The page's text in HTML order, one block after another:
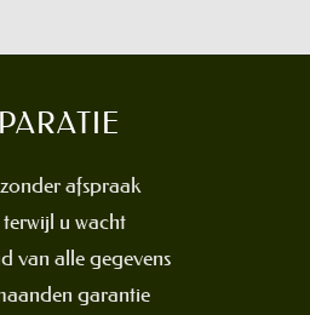
afspraak
u wacht
van alle gegevens
garantie